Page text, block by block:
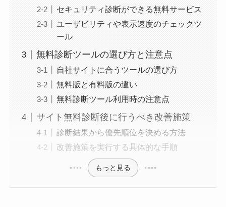
セキュリティ診断ができる無料サービス
ユーザビリティや表示速度のチェックツ
ール
無料診断ツールの選び方と注意点
自社サイトに合うツールの選び方
無料版と有料版の違い
無料診断ツール利用時の注意点
サイト無料診断後に行うべき改善施策
診断結果から優先順位を決める方法
改善施策を実行する具体的な手順
もっと見る